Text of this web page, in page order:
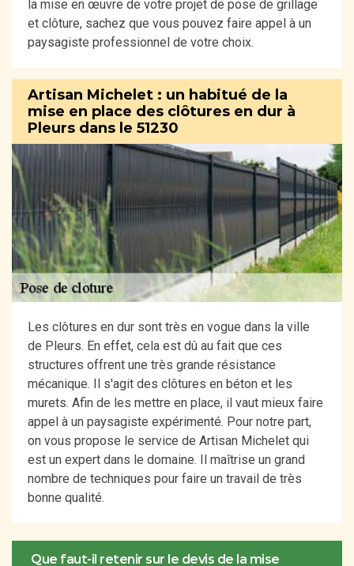
la mise en œuvre de votre projet de pose de grillage
et clôture, sachez que vous pouvez faire appel à un
paysagiste professionnel de votre choix.
Artisan Michelet : un habitué de la
mise en place des clôtures en dur à
Pleurs dans le 51230
Les clôtures en dur sont très en vogue dans la ville
de Pleurs. En effet, cela est dû au fait que ces
structures offrent une très grande résistance
mécanique. Il s'agit des clôtures en béton et les
murets. Afin de les mettre en place, il vaut mieux faire
appel à un paysagiste expérimenté. Pour notre part,
on vous propose le service de Artisan Michelet qui
est un expert dans le domaine. Il maîtrise un grand
nombre de techniques pour faire un travail de très
bonne qualité.
Que faut-il retenir sur le devis de la mise